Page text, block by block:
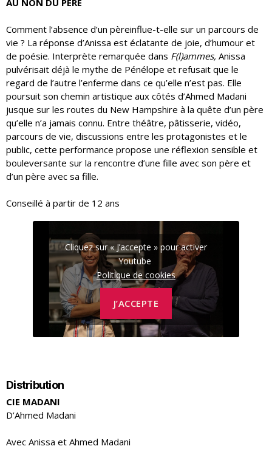
AU NON DU PÈRE
Comment l’absence d’un pèreinflue-t-elle sur un parcours de
vie ? La réponse d’Anissa est éclatante de joie, d’humour et
de poésie. Interprète remarquée dans F(l)ammes, Anissa
pulvérisait déjà le mythe de Pénélope et refusait que le
regard de l’autre l’enferme dans ce qu’elle n’est pas. Elle
poursuit son chemin artistique aux côtés d’Ahmed Madani
jusque sur les routes du New Hampshire à la quête d’un père
qu’elle n’a jamais connu. Entre théâtre, pâtisserie, vidéo,
parcours de vie, discussions entre les protagonistes et le
public, cette performance propose une réflexion sensible et
bouleversante sur la rencontre d’une fille avec son père et
d’un père avec sa fille.
Conseillé à partir de 12 ans
Cliquez sur « J’accepte » pour activer
Youtube
Politique de cookies
J’ACCEPTE
Distribution
CIE MADANI
D’Ahmed Madani
Avec Anissa et Ahmed Madani